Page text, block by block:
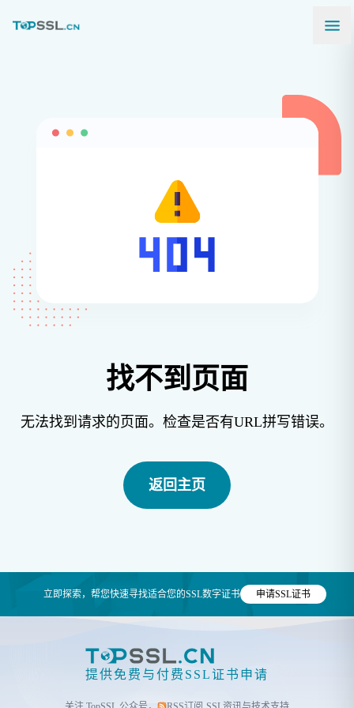
找不到页面
无法找到请求的页面。检查是否有URL拼写错误。
返回主页
立即探索，帮您快速寻找适合您的SSL数字证书 申请SSL证书
提供免费与付费SSL证书申请